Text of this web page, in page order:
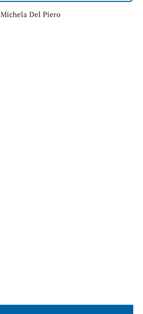
Michela Del Piero